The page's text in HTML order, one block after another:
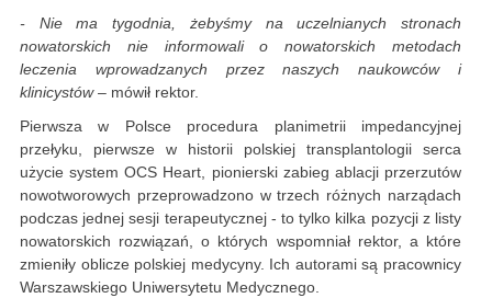
- Nie ma tygodnia, żebyśmy na uczelnianych stronach
nowatorskich nie informowali o nowatorskich metodach
leczenia wprowadzanych przez naszych naukowców i
klinicystów– mówił rektor.
Pierwsza w Polsce procedura planimetrii impedancyjnej
przełyku, pierwsze w historii polskiej transplantologii serca
użycie system OCS Heart, pionierski zabieg ablacji przerzutów
nowotworowych przeprowadzono w trzech różnych narządach
podczas jednej sesji terapeutycznej - to tylko kilka pozycji z listy
nowatorskich rozwiązań, o których wspomniał rektor, a które
zmieniły oblicze polskiej medycyny. Ich autorami są pracownicy
Warszawskiego Uniwersytetu Medycznego.